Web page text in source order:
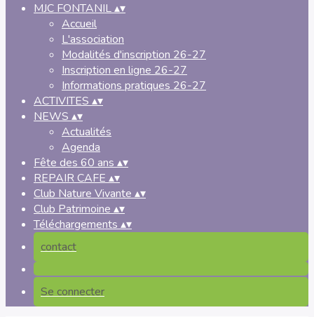
MJC FONTANIL▴▾
Accueil
L'association
Modalités d'inscription 26-27
Inscription en ligne 26-27
Informations pratiques 26-27
ACTIVITES ▴▾
NEWS ▴▾
Actualités
Agenda
Fête des 60 ans ▴▾
REPAIR CAFE ▴▾
Club Nature Vivante ▴▾
Club Patrimoine ▴▾
Téléchargements ▴▾
contact
Se connecter